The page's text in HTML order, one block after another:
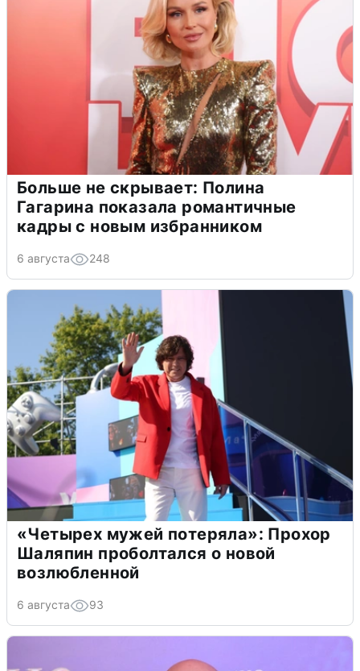
Больше не скрывает: Полина
Гагарина показала романтичные
кадры с новым избранником
6 августа 248
«Четырех мужей потеряла»: Прохор
Шаляпин проболтался о новой
возлюбленной
6 августа 93